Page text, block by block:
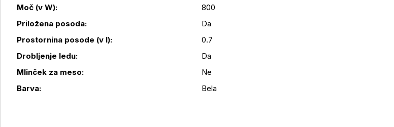
Podrobnosti izdelka
Moč (v W):
800
Priložena posoda:
Da
Prostornina posode (v l):
0.7
Drobljenje ledu:
Da
Mlinček za meso:
Ne
Barva:
Bela